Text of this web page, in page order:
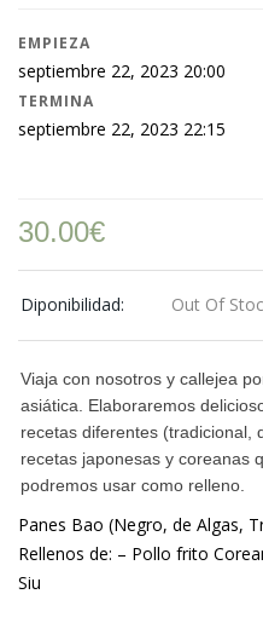
EMPIEZA
septiembre 22, 2023 20:00
TERMINA
septiembre 22, 2023 22:15
30.00€
Diponibilidad: Out Of
Viaja con nosotros y callejea
asiática. Elaboraremos
recetas diferentes (tradicional,
recetas japonesas y coreanas
podremos usar como relleno.
Panes Bao (Negro, de Algas,
Rellenos de: – Pollo frito
Siu